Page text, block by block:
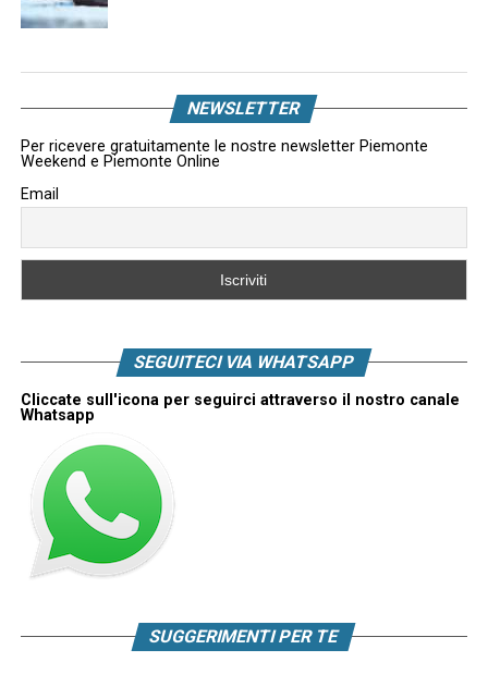
NEWSLETTER
Per ricevere gratuitamente le nostre newsletter Piemonte
Weekend e Piemonte Online
Email
SEGUITECI VIA WHATSAPP
Cliccate sull'icona per seguirci attraverso il nostro canale
Whatsapp
SUGGERIMENTI PER TE